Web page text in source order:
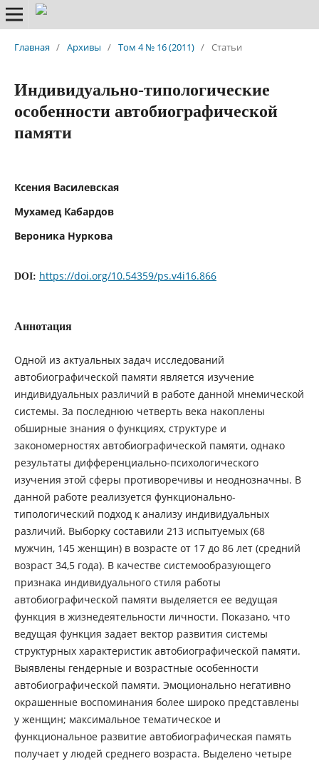
Главная / Архивы / Том 4 № 16 (2011) / Статьи
Индивидуально-типологические
особенности автобиографической
памяти
Ксения Василевская
Мухамед Кабардов
Вероника Нуркова
DOI: https://doi.org/10.54359/ps.v4i16.866
Аннотация
Одной из актуальных задач исследований
автобиографической памяти является изучение
индивидуальных различий в работе данной мнемической
системы. За последнюю четверть века накоплены
обширные знания о функциях, структуре и
закономерностях автобиографической памяти, однако
результаты дифференциально-психологического
изучения этой сферы противоречивы и неоднозначны. В
данной работе реализуется функционально-
типологический подход к анализу индивидуальных
различий. Выборку составили 213 испытуемых (68
мужчин, 145 женщин) в возрасте от 17 до 86 лет (средний
возраст 34,5 года). В качестве системообразующего
признака индивидуального стиля работы
автобиографической памяти выделяется ее ведущая
функция в жизнедеятельности личности. Показано, что
ведущая функция задает вектор развития системы
структурных характеристик автобиографической памяти.
Выявлены гендерные и возрастные особенности
автобиографической памяти. Эмоционально негативно
окрашенные воспоминания более широко представлены
у женщин; максимальное тематическое и
функциональное развитие автобиографическая память
получает у людей среднего возраста. Выделено четыре